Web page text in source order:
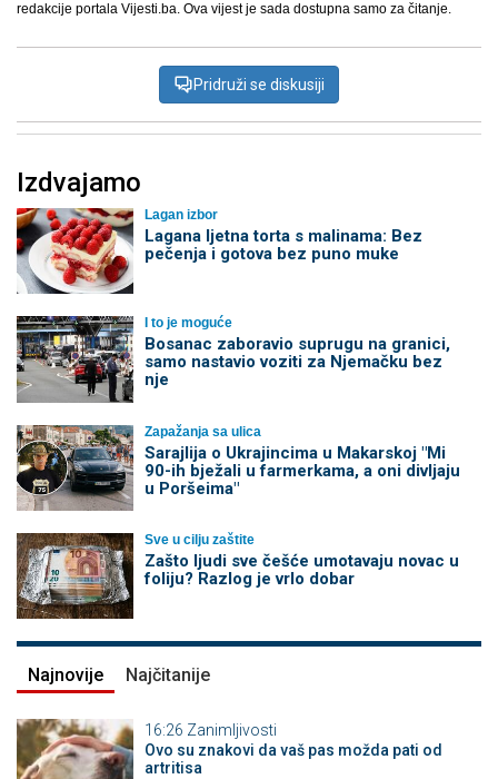
redakcije portala Vijesti.ba. Ova vijest je sada dostupna samo za čitanje.
Pridruži se diskusiji
Izdvajamo
Lagan izbor
Lagana ljetna torta s malinama: Bez
pečenja i gotova bez puno muke
I to je moguće
Bosanac zaboravio suprugu na granici,
samo nastavio voziti za Njemačku bez
nje
Zapažanja sa ulica
Sarajlija o Ukrajincima u Makarskoj "Mi
90-ih bježali u farmerkama, a oni divljaju
u Poršeima"
Sve u cilju zaštite
Zašto ljudi sve češće umotavaju novac u
foliju? Razlog je vrlo dobar
Najnovije Najčitanije
16:26 Zanimljivosti
Ovo su znakovi da vaš pas možda pati od
artritisa